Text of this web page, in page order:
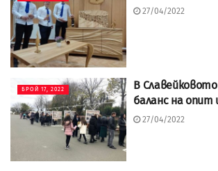
27/04/2022
БРОЙ 17, 2022
В
баланс на опит
27/04/2022